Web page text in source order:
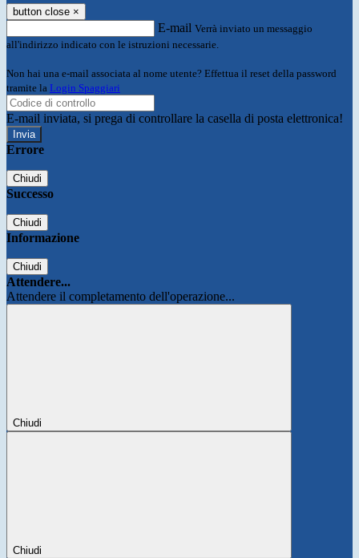
button close ×
E-mail Verrà inviato un messaggio
all'indirizzo indicato con le istruzioni necessarie.
Non hai una e-mail associata al nome utente? Effettua il reset della password
tramite la Login Spaggiari
E-mail inviata, si prega di controllare la casella di posta elettronica!
Errore
Chiudi
Successo
Chiudi
Informazione
Chiudi
Attendere...
Attendere il completamento dell'operazione...
Chiudi
Chiudi